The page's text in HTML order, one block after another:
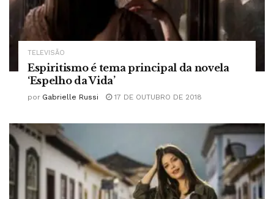
TELEVISÃO
Espiritismo é tema principal da novela
‘Espelho da Vida’
por Gabrielle Russi 17 DE OUTUBRO DE 2018